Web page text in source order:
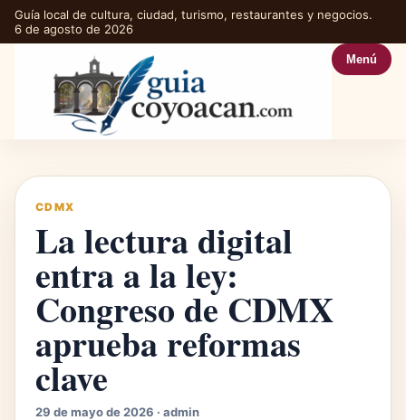
Guía local de cultura, ciudad, turismo, restaurantes y negocios.
6 de agosto de 2026
Menú
CDMX
La lectura digital
entra a la ley:
Congreso de CDMX
aprueba reformas
clave
29 de mayo de 2026 · admin